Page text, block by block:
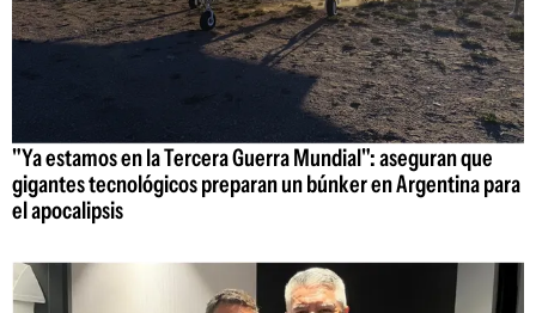
"Ya estamos en la Tercera Guerra Mundial": aseguran que
gigantes tecnológicos preparan un búnker en Argentina para
el apocalipsis